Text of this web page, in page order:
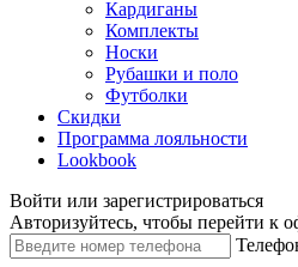
Кардиганы
Комплекты
Носки
Рубашки и поло
Футболки
Скидки
Программа лояльности
Lookbook
Войти или зарегистрироваться
Авторизуйтесь, чтобы перейти к